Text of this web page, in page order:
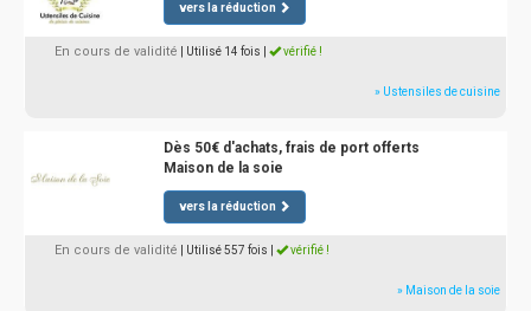
vers la réduction
En cours de validité | Utilisé 14 fois vérifié !
» Ustensiles de cuisine
Dès 50€ d'achats, frais de port offerts
Maison de la soie
vers la réduction
En cours de validité | Utilisé 557 fois vérifié !
» Maison de la soie